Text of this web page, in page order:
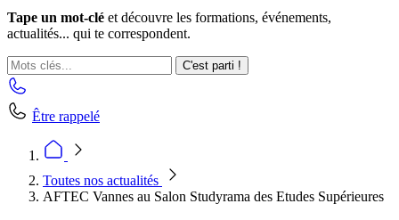
Tape un mot-clé et découvre les formations, événements,
actualités... qui te correspondent.
C'est parti !
Être rappelé
Toutes nos actualités
AFTEC Vannes au Salon Studyrama des Etudes Supérieures